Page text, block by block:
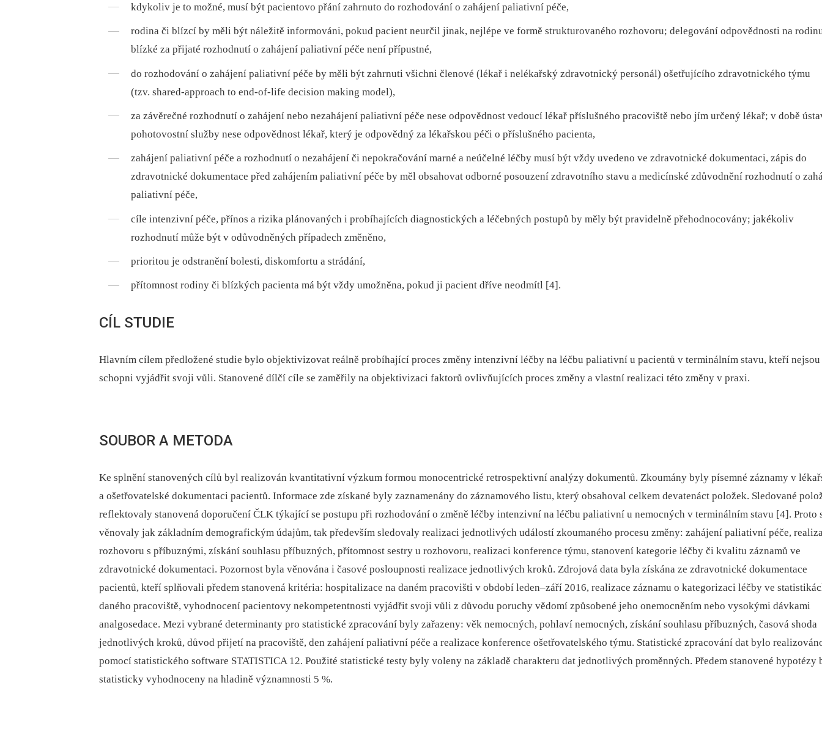
kdykoliv je to možné, musí být pacientovo přání zahrnuto do rozhodování o zahájení paliativní péče,
rodina či blízcí by měli být náležitě informováni, pokud pacient neurčil jinak, nejlépe ve formě strukturovaného rozhovoru; delegování odpovědnosti na
blízké za přijaté rozhodnutí o zahájení paliativní péče není přípustné,
do rozhodování o zahájení paliativní péče by měli být zahrnuti všichni členové (lékař i nelékařský zdravotnický personál) ošetřujícího zdravotnického týmu
(tzv. shared-approach to end-of-life decision making model),
za závěrečné rozhodnutí o zahájení nebo nezahájení paliativní péče nese odpovědnost vedoucí lékař příslušného pracoviště nebo jím určený lékař; v době
pohotovostní služby nese odpovědnost lékař, který je odpovědný za lékařskou péči o příslušného pacienta,
zahájení paliativní péče a rozhodnutí o nezahájení či nepokračování marné a neúčelné léčby musí být vždy uvedeno ve zdravotnické dokumentaci, zápis do
zdravotnické dokumentace před zahájením paliativní péče by měl obsahovat odborné posouzení zdravotního stavu a medicínské zdůvodnění rozhodnutí o
paliativní péče,
cíle intenzivní péče, přínos a rizika plánovaných i probíhajících diagnostických a léčebných postupů by měly být pravidelně přehodnocovány; jakékoliv
rozhodnutí může být v odůvodněných případech změněno,
prioritou je odstranění bolesti, diskomfortu a strádání,
přítomnost rodiny či blízkých pacienta má být vždy umožněna, pokud ji pacient dříve neodmítl [4].
CÍL STUDIE
Hlavním cílem předložené studie bylo objektivizovat reálně probíhající proces změny intenzivní léčby na léčbu paliativní u pacientů v terminálním stavu, kteří nejsou
schopni vyjádřit svoji vůli. Stanovené dílčí cíle se zaměřily na objektivizaci faktorů ovlivňujících proces změny a vlastní realizaci této změny v praxi.
SOUBOR A METODA
Ke splnění stanovených cílů byl realizován kvantitativní výzkum formou monocentrické retrospektivní analýzy dokumentů. Zkoumány byly písemné záznamy v
a ošetřovatelské dokumentaci pacientů. Informace zde získané byly zaznamenány do záznamového listu, který obsahoval celkem devatenáct položek. Sledované
reflektovaly stanovená doporučení ČLK týkající se postupu při rozhodování o změně léčby intenzivní na léčbu paliativní u nemocných v terminálním stavu [4]. Proto
věnovaly jak základním demografickým údajům, tak především sledovaly realizaci jednotlivých událostí zkoumaného procesu změny: zahájení paliativní péče,
rozhovoru s příbuznými, získání souhlasu příbuzných, přítomnost sestry u rozhovoru, realizaci konference týmu, stanovení kategorie léčby či kvalitu záznamů ve
zdravotnické dokumentaci. Pozornost byla věnována i časové posloupnosti realizace jednotlivých kroků. Zdrojová data byla získána ze zdravotnické dokumentace
pacientů, kteří splňovali předem stanovená kritéria: hospitalizace na daném pracovišti v období leden–září 2016, realizace záznamu o kategorizaci léčby ve
daného pracoviště, vyhodnocení pacientovy nekompetentnosti vyjádřit svoji vůli z důvodu poruchy vědomí způsobené jeho onemocněním nebo vysokými dávkami
analgosedace. Mezi vybrané determinanty pro statistické zpracování byly zařazeny: věk nemocných, pohlaví nemocných, získání souhlasu příbuzných, časová shoda
jednotlivých kroků, důvod přijetí na pracoviště, den zahájení paliativní péče a realizace konference ošetřovatelského týmu. Statistické zpracování dat bylo
pomocí statistického software STATISTICA 12. Použité statistické testy byly voleny na základě charakteru dat jednotlivých proměnných. Předem stanovené hypotézy
statisticky vyhodnoceny na hladině významnosti 5 %.